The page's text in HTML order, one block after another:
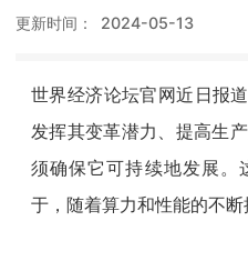
更新时间： 2024-05-13
世界经济论坛官网近日报
发挥其变革潜力、提高生
须确保它可持续地发展。
于，随着算力和性能的不断